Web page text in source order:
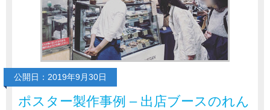
公開日：2019年9月30日
ポスター製作事例 – 出店ブースのれん